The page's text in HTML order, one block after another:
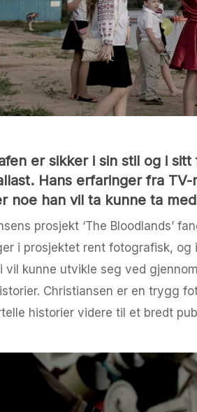
er sikker i sin stil og i
Hans erfaringer fra
noe han vil ta kunne ta
prosjekt ‘The Bloodlands’
i prosjektet rent fotografisk, og
vil kunne utvikle seg ved
Christiansen er en trygg
historier videre til et bredt